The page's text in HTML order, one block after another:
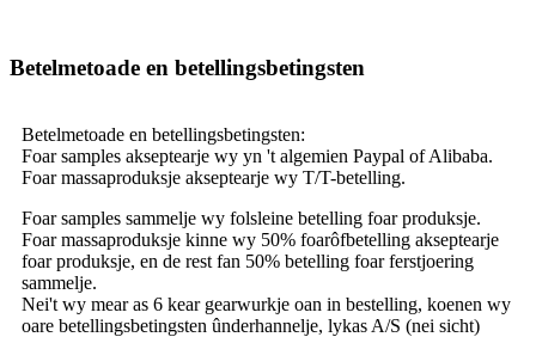
Betelmetoade en betellingsbetingsten
Betelmetoade en betellingsbetingsten:
Foar samples akseptearje wy yn 't algemien Paypal of Alibaba.
Foar massaproduksje akseptearje wy T/T-betelling.
Foar samples sammelje wy folsleine betelling foar produksje.
Foar massaproduksje kinne wy ​​50% foarôfbetelling akseptearje
foar produksje, en de rest fan 50% betelling foar ferstjoering
sammelje.
Nei't wy mear as 6 kear gearwurkje oan in bestelling, koenen wy
oare betellingsbetingsten ûnderhannelje, lykas A/S (nei sicht)